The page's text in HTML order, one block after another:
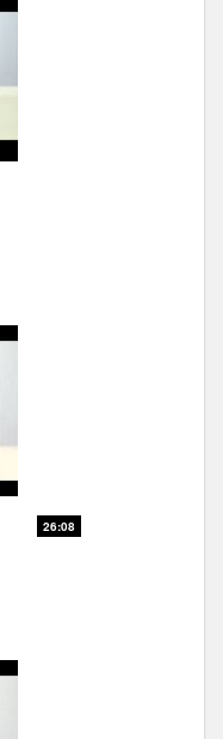
26:08